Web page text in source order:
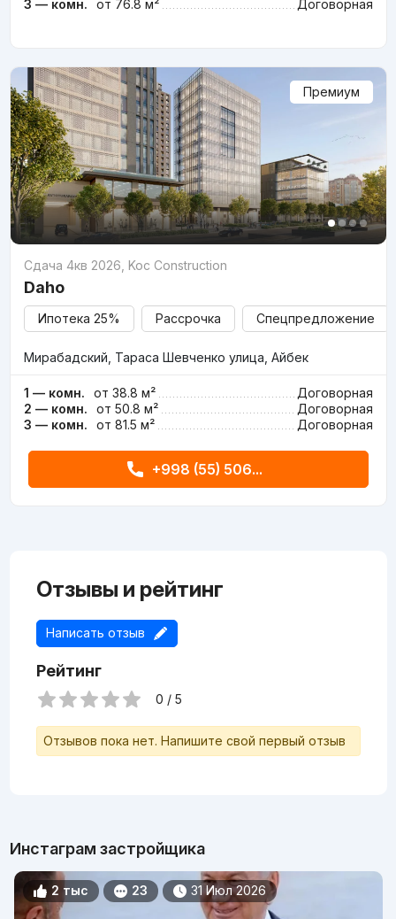
3 — комн. от 76.8 м² Договорная
Премиум
Сдача 4кв 2026 Koc Construction
Daho
Ипотека 25% Рассрочка Спецпредложение
Мирабадский, Тараса Шевченко улица, Айбек
1 — комн. от 38.8 м²
Договорная
2 — комн.
от 50.8 м²
Договорная
3 — комн.
от 81.5 м² Договорная
+998 (55) 506...
Отзывы и рейтинг
Написать отзыв
Рейтинг
0 / 5
Отзывов пока нет. Напишите свой первый отзыв
Инстаграм застройщика
2 тыс 23 31 Июл 2026